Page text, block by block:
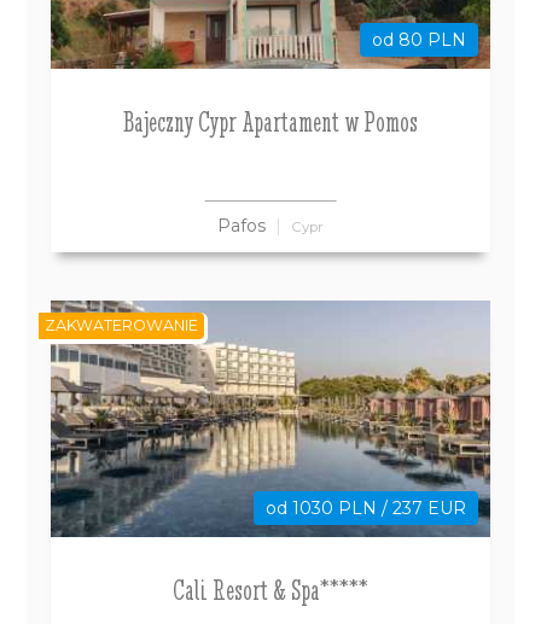
od 80 PLN
Bajeczny Cypr Apartament w Pomos
Pafos Cypr
od 1030 PLN / 237 EUR
Cali Resort & Spa*****
ZAKWATEROWANIE